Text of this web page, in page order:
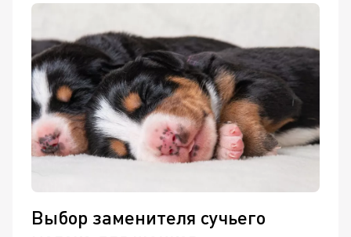
Выбор заменителя сучьего